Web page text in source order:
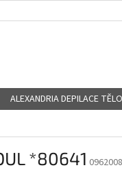
ALEXANDRIA DEPILACE TĚLO
*80641